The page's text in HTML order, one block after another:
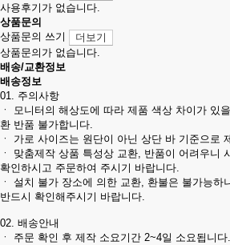
사용후기가 없습니다.
상품문의
상품문의 쓰기
더보기
상품문의가 없습니다.
배송/교환정보
배송정보
01. 주의사항
ㆍ 모니터의 해상도에 따라 제품 색상 차이가 있
환 반품 불가합니다.
ㆍ 가로 사이즈는 원단이 아닌 상단 바 기준으로
ㆍ 맞춤제작 상품 특성상 교환, 반품이 어려우니
확인하시고 주문하여 주시기 바랍니다.
ㆍ 설치 불가 장소에 의한 교환, 환불은 불가능하
반드시 확인해주시기 바랍니다.
02. 배송안내
ㆍ 주문 확인 후 제작 소요기간 2~4일 소요됩니